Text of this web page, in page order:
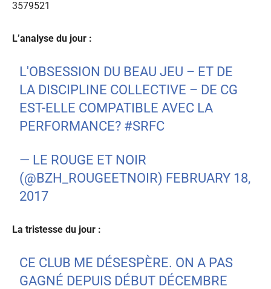
3579521
L’analyse du jour :
L'OBSESSION DU BEAU JEU – ET DE
LA DISCIPLINE COLLECTIVE – DE CG
EST-ELLE COMPATIBLE AVEC LA
PERFORMANCE? #SRFC
— LE ROUGE ET NOIR
(@BZH_ROUGEETNOIR) FEBRUARY 18,
2017
La tristesse du jour :
CE CLUB ME DÉSESPÈRE. ON A PAS
GAGNÉ DEPUIS DÉBUT DÉCEMBRE